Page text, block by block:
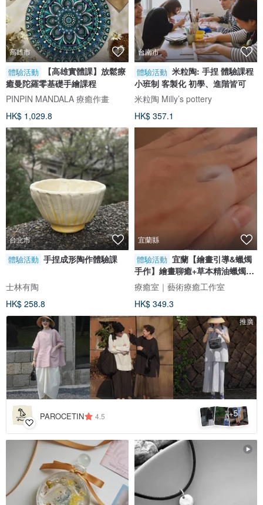
高雄市
體驗活動
【高雄實體課】放鬆療
癒曼陀羅零基礎手繪課程
PINPIN MANDALA 療癒作畫
HK$ 1,029.8
台南市
體驗活動 米粒陶: 手捏 體驗課程
小班制 客製化 初學、進階皆可
米粒陶 Milly’s pottery
HK$ 357.1
台北市
體驗活動 手捏成形陶作體驗課
士林有陶
HK$ 258.8
宜蘭縣
體驗活動 宜蘭【繪畫引導&蠟燭
手作】繪畫聊癒+草本精油蠟燭手
作 藝術療癒
療癒室｜藝術療癒工作室
HK$ 349.3
推廣
PAROCETIN 4.5 +5